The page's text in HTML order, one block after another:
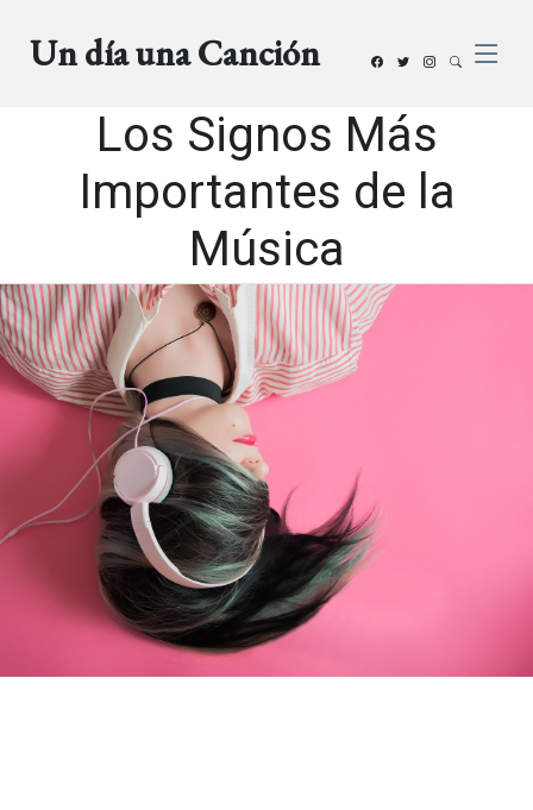
Un día una Canción
Los Signos Más
Importantes de la
Música